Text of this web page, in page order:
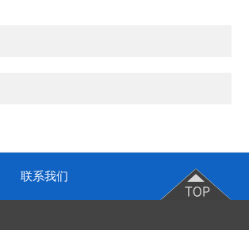
联系我们